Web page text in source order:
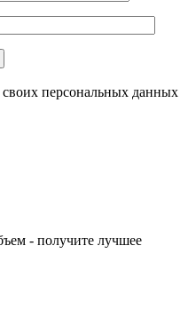
персональных данных
- получите лучшее